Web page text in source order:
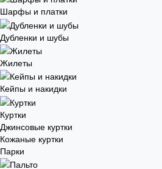
Шарфы и платки
Дубленки и шубы
Жилеты
Кейпы и накидки
Куртки
Джинсовые куртки
Кожаные куртки
Парки